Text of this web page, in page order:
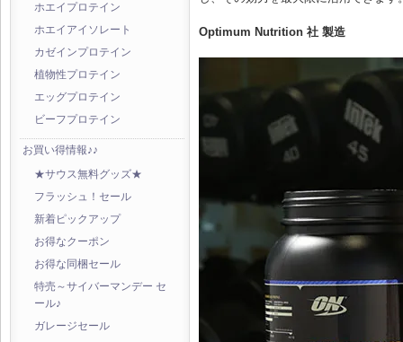
ホエイプロテイン
ホエイアイソレート
カゼインプロテイン
植物性プロテイン
エッグプロテイン
ビーフプロテイン
お買い得情報♪♪
★サウス無料グッズ★
フラッシュ！セール
新着ピックアップ
お得なクーポン
お得な同梱セール
特売～サイバーマンデー セ
ール♪
ガレージセール
Optimum Nutrition 社 製造